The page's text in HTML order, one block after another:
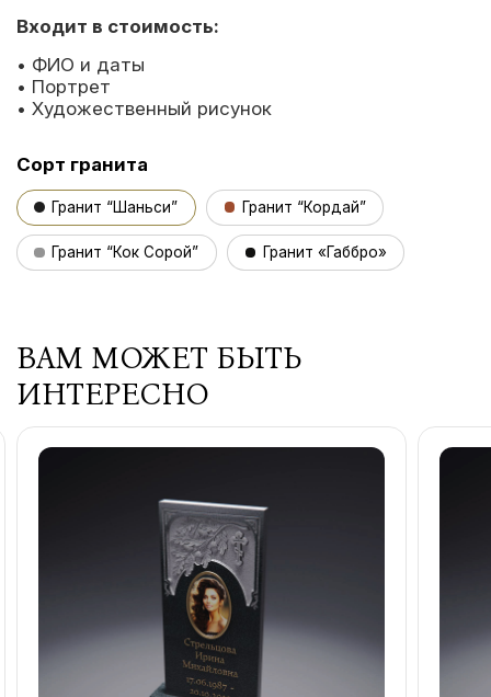
Входит в стоимость:
• ФИО и даты
• Портрет
• Художественный рисунок
Сорт гранита
Гранит “Шаньси” Гранит “Кордай”
Гранит “Кок Сорой” Гранит «Габбро»
ВАМ МОЖЕТ БЫТЬ
ИНТЕРЕСНО